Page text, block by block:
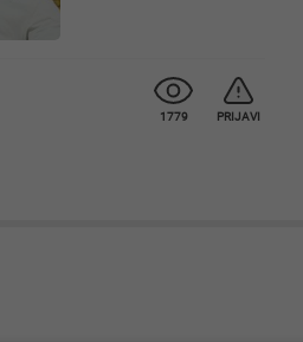
1779 PRIJAVI